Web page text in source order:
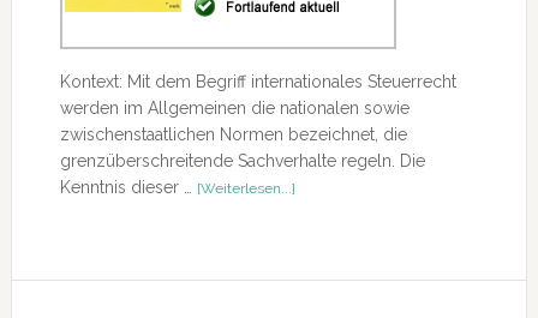
Kontext: Mit dem Begriff internationales Steuerrecht
werden im Allgemeinen die nationalen sowie
zwischenstaatlichen Normen bezeichnet, die
grenzüberschreitende Sachverhalte regeln. Die
Kenntnis dieser …
[Weiterlesen...]ÜberSteuern